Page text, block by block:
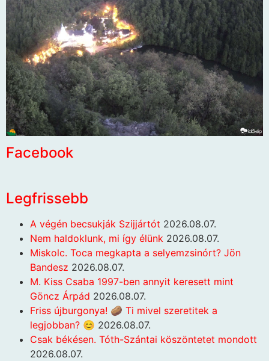
Facebook
Legfrissebb
A végén becsukják Szijjártót 2026.08.07.
Nem haldoklunk, mi így élünk 2026.08.07.
Miskolc. Toca megkapta a selyemzsinórt? Jön
Bandesz 2026.08.07.
M. Kiss Csaba 1997-ben annyit keresett mint
Göncz Árpád 2026.08.07.
Friss újburgonya! 🥔 Ti mivel szeretitek a
legjobban? 😊 2026.08.07.
Csak békésen. Tóth-Szántai köszöntetet mondott
2026.08.07.